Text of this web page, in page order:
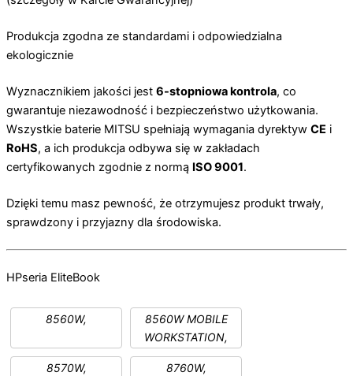
Produkcja zgodna ze standardami i odpowiedzialna
ekologicznie
Wyznacznikiem jakości jest 6-stopniowa kontrola, co
gwarantuje niezawodność i bezpieczeństwo użytkowania.
Wszystkie baterie MITSU spełniają wymagania dyrektyw CE i
RoHS, a ich produkcja odbywa się w zakładach
certyfikowanych zgodnie z normą ISO 9001.
Dzięki temu masz pewność, że otrzymujesz produkt trwały,
sprawdzony i przyjazny dla środowiska.
HPseria EliteBook
8560W,
8560W MOBILE
WORKSTATION,
8570W, 8760W,